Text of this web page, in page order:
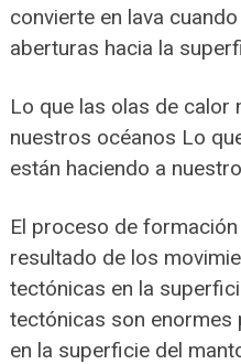
convierte en lava
aberturas hacia la
Lo que las olas de calor
nuestros océanos Lo
están haciendo a
El proceso de
resultado de los
tectónicas en la
tectónicas son enormes
en la superficie del